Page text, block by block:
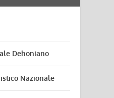
Dehoniano
Nazionale